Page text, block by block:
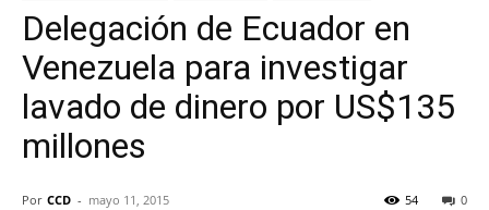
Digital
Delegación de Ecuador en
Venezuela para investigar
lavado de dinero por US$135
millones
Por CCD - mayo 11, 2015 0
54